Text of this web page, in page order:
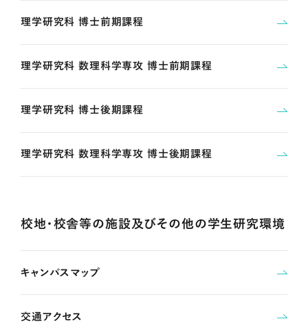
理学研究科 博士前期課程
理学研究科 数理科学専攻 博士前期課程
理学研究科 博士後期課程
理学研究科 数理科学専攻 博士後期課程
校地・校舎等の施設及びその他の学生研究環境
キャンパスマップ
交通アクセス